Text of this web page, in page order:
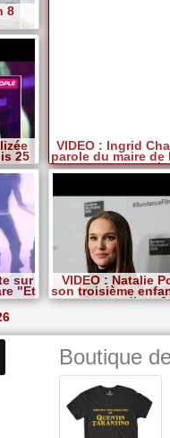
8
25
VIDEO : Ingrid
parole du maire de
aux
sur
"Et
VIDEO : Natalie
son troisième
arrondi : «
Boutique